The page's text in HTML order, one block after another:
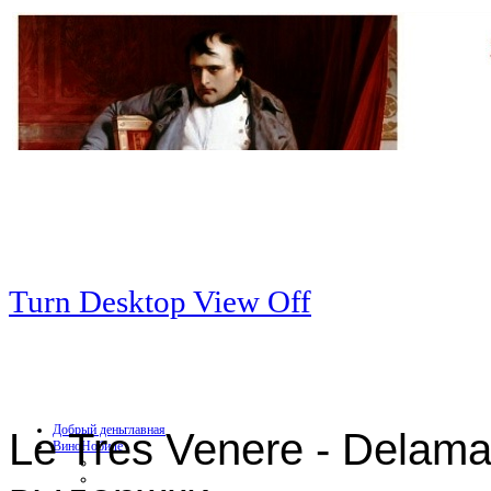
Turn Desktop View Off
Добрый деньглавная
Вино Нобиле
Le Tres Venere -